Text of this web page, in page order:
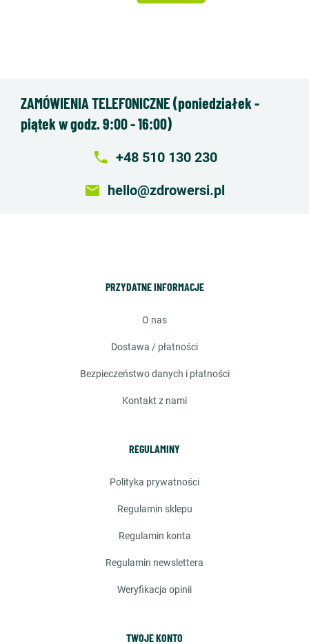
ZAMÓWIENIA TELEFONICZNE (poniedziałek -
piątek w godz. 9:00 - 16:00)
local_phone +48 510 130 230
email hello@zdrowersi.pl
PRZYDATNE INFORMACJE
o nas
dostawa / płatności
bezpieczeństwo danych i płatności
kontakt z nami
REGULAMINY
polityka prywatności
regulamin sklepu
regulamin konta
regulamin newslettera
weryfikacja opinii
TWOJE KONTO